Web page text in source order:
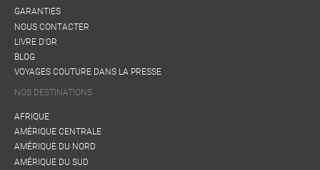
GARANTIES
NOUS CONTACTER
LIVRE D'OR
BLOG
VOYAGES COUTURE DANS LA PRESSE
NOS DESTINATIONS
AFRIQUE
AMÉRIQUE CENTRALE
AMÉRIQUE DU NORD
AMÉRIQUE DU SUD